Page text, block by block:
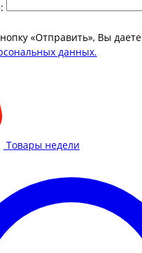
«Отправить», Вы даете
данных.
Товары недели